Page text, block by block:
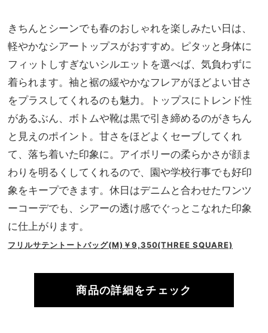
きちんとシーンでも春のおしゃれを楽しみたい日は、
軽やかなシアートップスがおすすめ。ピタッと身体に
フィットしすぎないシルエットを選べば、気負わずに
着られます。袖と裾の緩やかなフレアがほどよい甘さ
をプラスしてくれるのも魅力。トップスにトレンド性
があるぶん、ボトムや靴は黒で引き締めるのがきちん
と見えのポイント。甘さをほどよくセーブしてくれ
て、落ち着いた印象に。アイボリーの柔らかさが顔ま
わりを明るくしてくれるので、園や学校行事でも好印
象をキープできます。休日はデニムと合わせたワンツ
ーコーデでも、シアーの透け感でぐっとこなれた印象
に仕上がります。
フリルサテントートバッグ(M)￥9,350(THREE SQUARE)
商品の詳細をチェック